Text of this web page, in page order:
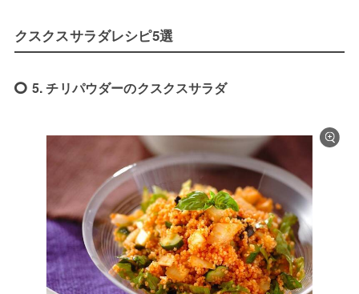
クスクスサラダレシピ5選
5. チリパウダーのクスクスサラダ